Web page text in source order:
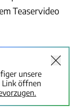
Teaservideo
unsere
Link öffnen